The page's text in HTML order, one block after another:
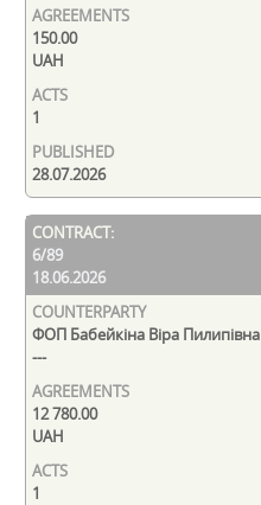
150.00
UAH
1
28.07.2026
6/89
18.06.2026
ФОП Бабейкіна Віра Пилипівна
---
12 780.00
UAH
1